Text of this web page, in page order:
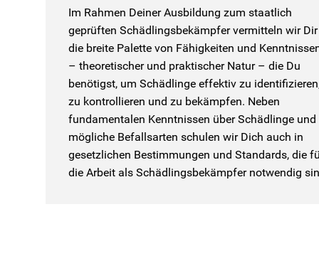
Im Rahmen Deiner Ausbildung zum staatlich
geprüften Schädlingsbekämpfer vermitteln wir Dir
die breite Palette von Fähigkeiten und
– theoretischer und praktischer Natur – die Du
benötigst, um Schädlinge effektiv zu
zu kontrollieren und zu bekämpfen. Neben
fundamentalen Kenntnissen über Schädlinge und
mögliche Befallsarten schulen wir Dich auch in
gesetzlichen Bestimmungen und Standards, die
die Arbeit als Schädlingsbekämpfer notwendig